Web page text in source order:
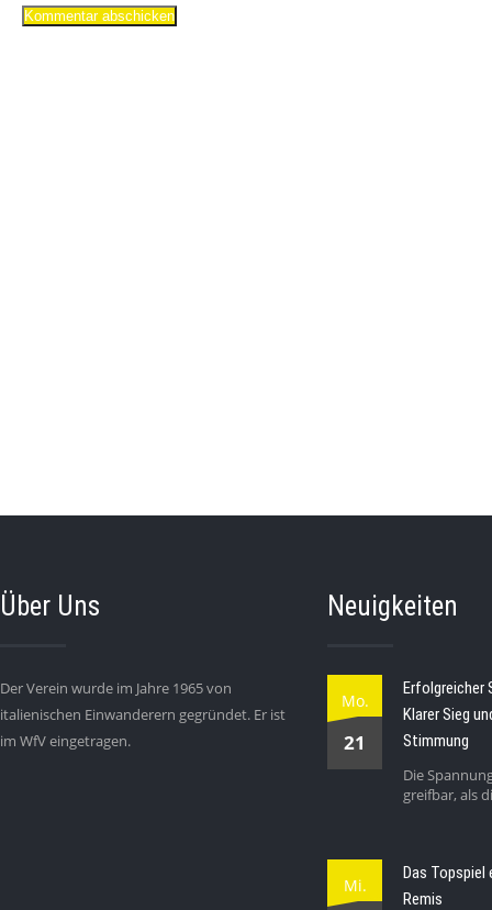
Über Uns
Der Verein wurde im Jahre 1965 von
italienischen Einwanderern gegründet. Er ist
im WfV eingetragen.
Neuigkeiten
Mo.
21
Erfolgreicher
Klarer Sieg
Stimmung
Die
greifbar, als
Mi.
Das Topspiel
Remis